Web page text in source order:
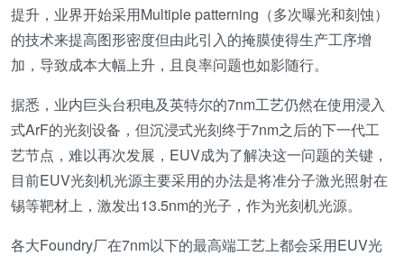
提升，业界开始采用Multiple patterning（多次曝光和刻蚀）
的技术来提高图形密度但由此引入的掩膜使得生产工序增
加，导致成本大幅上升，且良率问题也如影随行。
据悉，业内巨头台积电及英特尔的7nm工艺仍然在使用浸入
式ArF的光刻设备，但沉浸式光刻终于7nm之后的下一代工
艺节点，难以再次发展，EUV成为了解决这一问题的关键，
目前EUV光刻机光源主要采用的办法是将准分子激光照射在
锡等靶材上，激发出13.5nm的光子，作为光刻机光源。
各大Foundry厂在7nm以下的最高端工艺上都会采用EUV光